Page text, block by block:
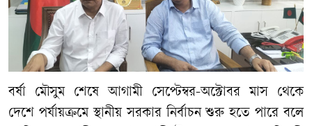
বর্ষা মৌসুম শেষে আগামী সেপ্টেম্বর-অক্টোবর মাস থেকে
দেশে পর্যায়ক্রমে স্থানীয় সরকার নির্বাচন শুরু হতে পারে বলে